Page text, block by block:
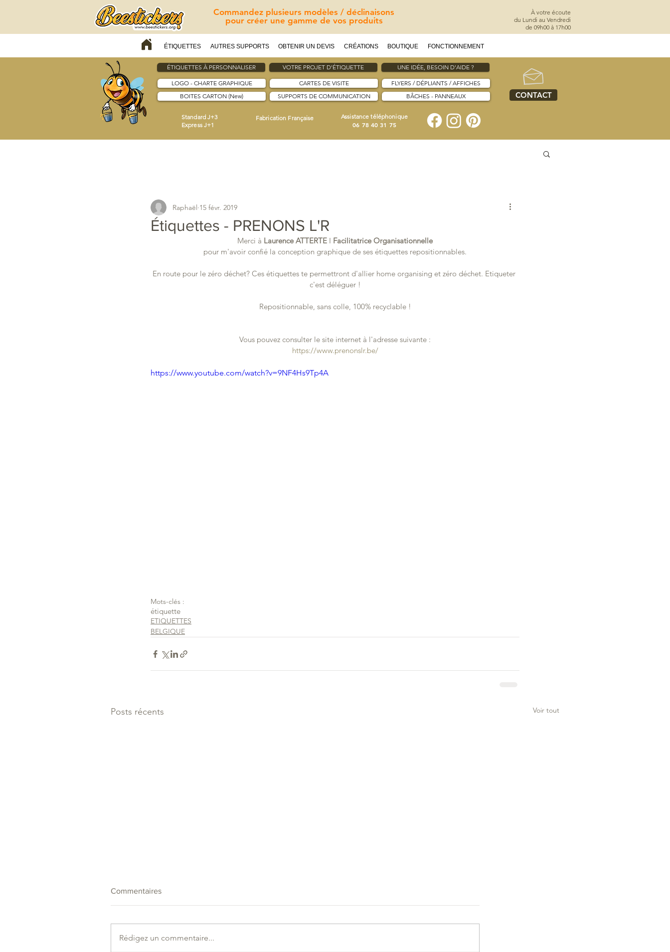
Commandez plusieurs modèles / déclinaisons
pour créer une gamme de vos produits
ÉTIQUETTES AUTRES SUPPORTS OBTENIR UN DEVIS CRÉATIONS BOUTIQUE FONCTIONNEMENT
À votre écoute
du Lundi au Vendredi
de 09h00 à 17h00
ÉTIQUETTES À PERSONNALISER VOTRE PROJET D'ÉTIQUETTE UNE IDÉE, BESOIN D'AIDE ?
LOGO - CHARTE GRAPHIQUE
BOITES CARTON (New)
CARTES DE VISITE
SUPPORTS DE COMMUNICATION
FLYERS / DÉPLIANTS / AFFICHES
BÂCHES - PANNEAUX
Standard J+3
Express J+1
Fabrication Française Assistance téléphonique
06 78 40 31 75
CONTACT
Étiquettes - PRENONS L'R
Raphaël 15 févr. 2019
Merci à Laurence ATTERTE I Facilitatrice Organisationnelle
pour m'avoir confié la conception graphique de ses étiquettes repositionnables.
En route pour le zéro déchet? Ces étiquettes te permettront d'allier home organising et zéro déchet. Etiqueter
c'est déléguer !
Repositionnable, sans colle, 100% recyclable !
Vous pouvez consulter le site internet à l'adresse suivante :
https://www.prenonslr.be/
https://www.youtube.com/watch?v=9NF4Hs9Tp4A
Mots-clés :
étiquette
ETIQUETTES
BELGIQUE
Posts récents Voir tout
Commentaires
Rédigez un commentaire...